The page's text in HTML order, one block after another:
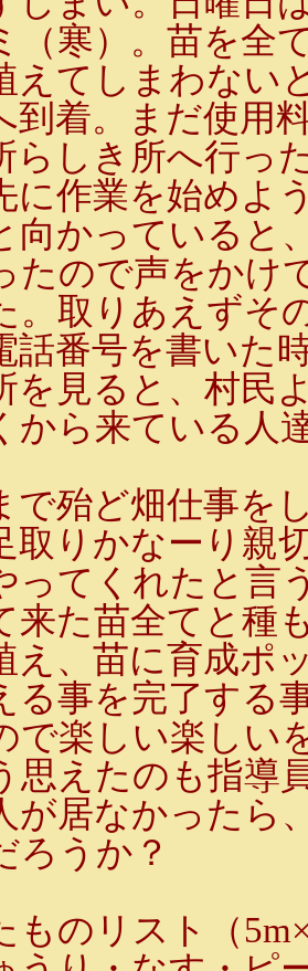
（寒）。苗を全
えてしまわない
到着。まだ使用
らしき所へ行っ
に作業を始めよ
向かっていると
たので声をかけ
。取りあえずそ
話番号を書いた
を見ると、村民
から来ている人
殆ど畑仕事を
取りかなーり親
ってくれたと言
来た苗全てと種
え、苗に育成ポ
る事を完了する
で楽しい楽しい
思えたのも指導
が居なかったら
ろうか？
ものリスト（